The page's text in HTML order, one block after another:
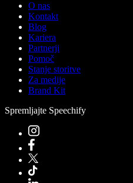
O nas
Kontakt
Blog
Kariera
Partnerji
Pomoč
Stanje storitve
Za medije
Brand Kit
Spremljajte Speechify